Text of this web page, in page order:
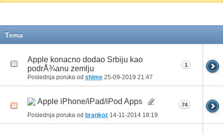
Tema
Apple konacno dodao Srbiju kao
podrÅ¾anu zemlju
Poslednja poruka od shime 25-09-2019 21:47
1
Apple iPhone/iPad/iPod Apps
Poslednja poruka od brankoz 14-11-2014 18:19
74